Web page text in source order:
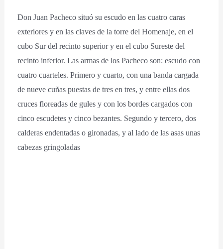
Don Juan Pacheco situó su escudo en las cuatro caras
exteriores y en las claves de la torre del Homenaje, en el
cubo Sur del recinto superior y en el cubo Sureste del
recinto inferior. Las armas de los Pacheco son: escudo con
cuatro cuarteles. Primero y cuarto, con una banda cargada
de nueve cuñas puestas de tres en tres, y entre ellas dos
cruces floreadas de gules y con los bordes cargados con
cinco escudetes y cinco bezantes. Segundo y tercero, dos
calderas endentadas o gironadas, y al lado de las asas unas
cabezas gringoladas